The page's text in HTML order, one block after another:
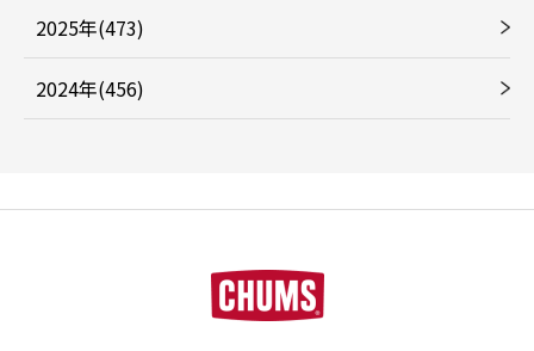
2025年(473)
2024年(456)